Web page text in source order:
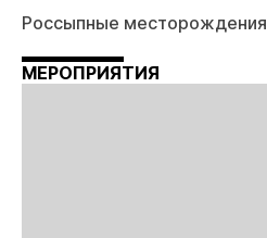
Россыпные месторождения
МЕРОПРИЯТИЯ